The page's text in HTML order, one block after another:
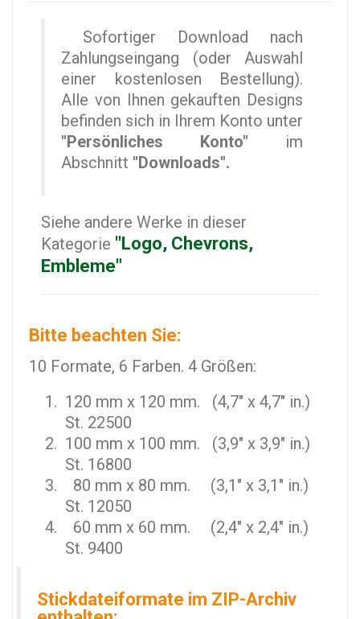
Sofortiger Download nach
Zahlungseingang (oder Auswahl
einer kostenlosen Bestellung).
Alle von Ihnen gekauften Designs
befinden sich in Ihrem Konto unter
"Persönliches Konto" im
Abschnitt "Downloads".
Siehe andere Werke in dieser
Kategorie "Logo, Chevrons,
Embleme"
Bitte beachten Sie:
10 Formate, 6 Farben. 4 Größen:
120 mm x 120 mm. (4,7" x 4,7" in.)
St. 22500
100 mm x 100 mm. (3,9" x 3,9" in.)
St. 16800
80 mm x 80 mm. (3,1" x 3,1" in.)
St. 12050
60 mm x 60 mm. (2,4" x 2,4" in.)
St. 9400
Stickdateiformate im ZIP-Archiv